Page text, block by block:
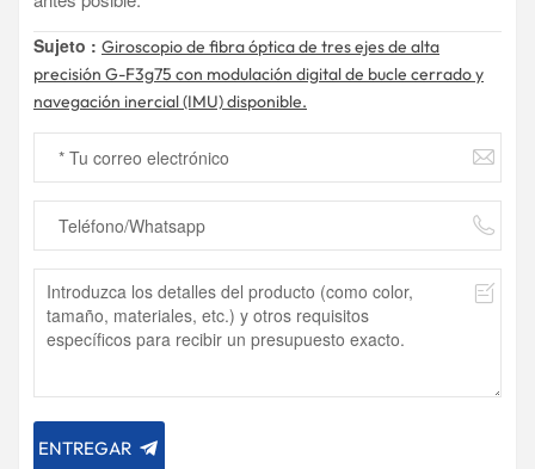
Sujeto : Giroscopio de fibra óptica de tres ejes de alta
precisión G-F3g75 con modulación digital de bucle cerrado y
navegación inercial (IMU) disponible.
ENTREGAR